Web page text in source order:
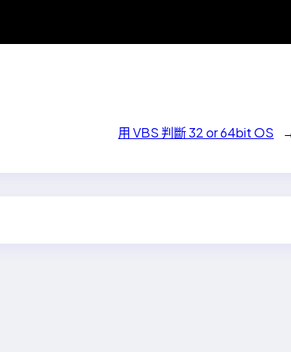
用 VBS 判斷 32 or 64bit OS